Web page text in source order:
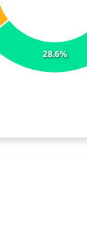
28.6%